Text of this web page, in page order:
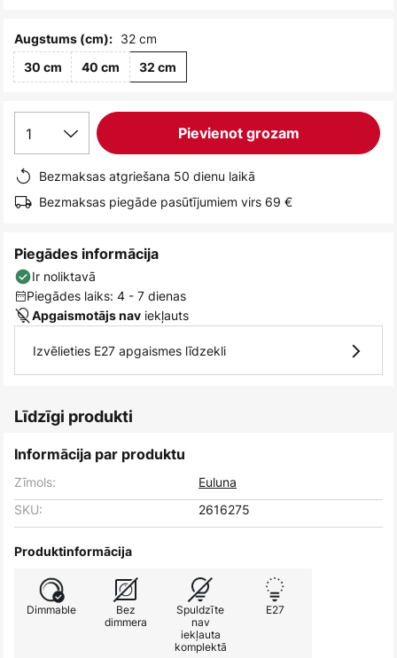
Augstums (cm): 32 cm
30 cm 40 cm 32 cm
1 Pievienot grozam
Bezmaksas atgriešana 50 dienu laikā
Bezmaksas piegāde pasūtījumiem virs 69 €
Piegādes informācija
Ir noliktavā
Piegādes laiks: 4 - 7 dienas
Apgaismotājs nav iekļauts
Izvēlieties E27 apgaismes līdzekli
Līdzīgi produkti
Informācija par produktu
Zīmols:
Euluna
SKU:
2616275
Produktinformācija
Dimmable
Bez
dimmera
Spuldzīte
nav
iekļauta
komplektā
E27